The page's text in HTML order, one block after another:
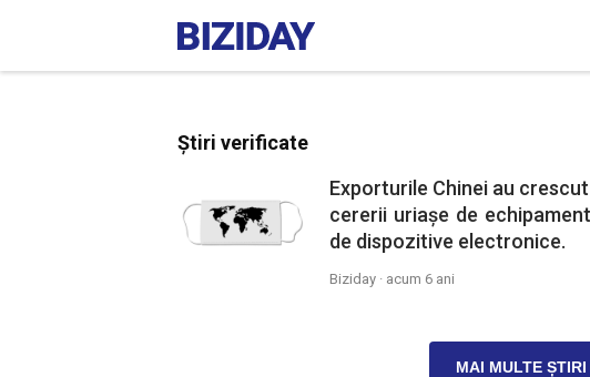
Știri verificate
Exporturile Chinei au
cererii uriașe de
de dispozitive electronice.
Biziday · acum 6 ani
MAI MULTE ȘTIRI